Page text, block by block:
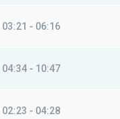
03:21 - 06:16
04:34 - 10:47
02:23 - 04:28